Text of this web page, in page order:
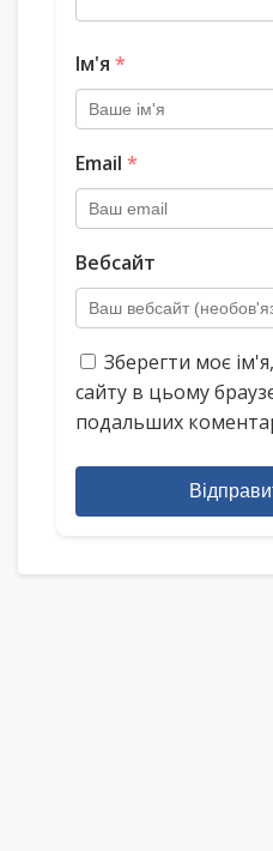
Ім'я *
Email *
Вебсайт
Зберегти моє
сайту в цьому
подальших